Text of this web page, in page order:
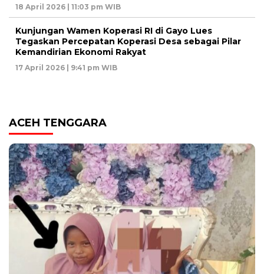
18 April 2026 | 11:03 pm WIB
Kunjungan Wamen Koperasi RI di Gayo Lues
Tegaskan Percepatan Koperasi Desa sebagai Pilar
Kemandirian Ekonomi Rakyat
17 April 2026 | 9:41 pm WIB
ACEH TENGGARA